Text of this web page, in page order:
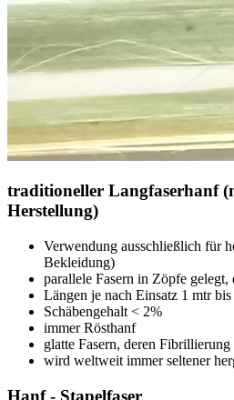
traditioneller Langfaserhanf
Herstellung)
Verwendung ausschließlich für
Bekleidung)
parallele Fasern in Zöpfe
Längen je nach Einsatz 1 mtr
Schäbengehalt < 2%
immer Rösthanf
glatte Fasern, deren
wird weltweit immer seltener
Hanf - Stapelfaser